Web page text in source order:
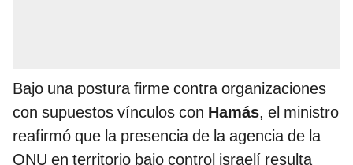
Bajo una postura firme contra organizaciones
con supuestos vínculos con Hamás, el ministro
reafirmó que la presencia de la agencia de la
ONU en territorio bajo control israelí resulta